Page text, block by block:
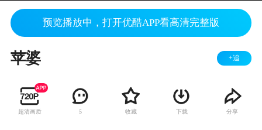
预览播放中，打开优酷APP看高清完整版
苹婆 +追
超清画质 5 收藏 下载 分享